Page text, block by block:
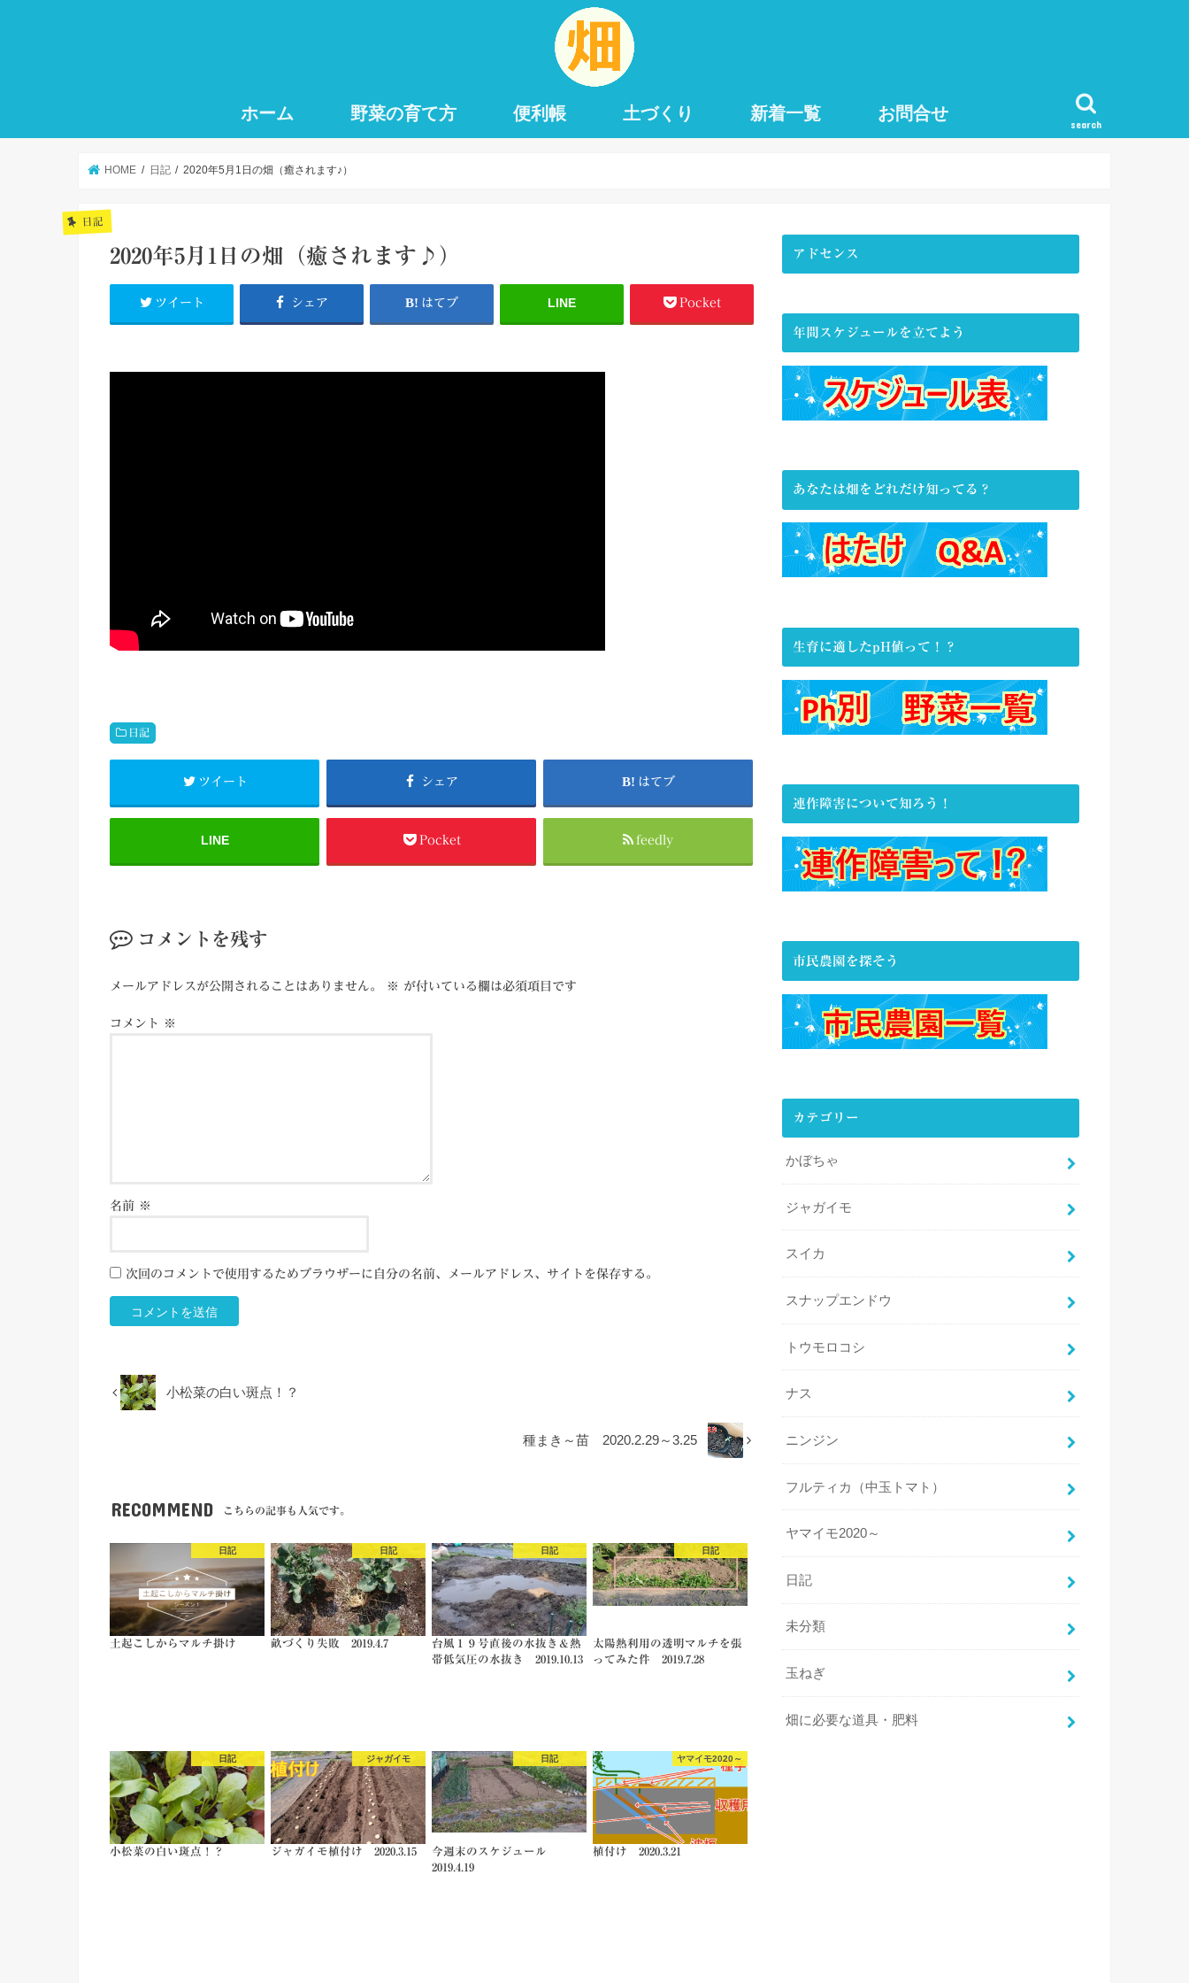
search
ホーム 野菜の育て方 便利帳 土づくり 新着一覧 お問合せ
HOME 日記 2020年5月1日の畑（癒されます♪）
日記
2020年5月1日の畑（癒されます♪）
ツイート シェア はてブ LINE Pocket
日記
ツイート シェア はてブ
LINE Pocket feedly
コメントを残す
メールアドレスが公開されることはありません。 ※ が付いている欄は必須項目です
コメント ※
名前 ※
次回のコメントで使用するためブラウザーに自分の名前、メールアドレス、サイトを保存する。
小松菜の白い斑点！？
種まき～苗 2020.2.29～3.25
RECOMMEND こちらの記事も人気です。
日記
土起こしからマルチ掛け
日記
畝づくり失敗 2019.4.7
日記
台風１９号直後の水抜き＆熱
帯低気圧の水抜き 2019.10.13
日記
太陽熱利用の透明マルチを張
ってみた件 2019.7.28
日記
小松菜の白い斑点！？
ジャガイモ
ジャガイモ植付け 2020.3.15
日記
今週末のスケジュール
2019.4.19
ヤマイモ2020～
植付け 2020.3.21
アドセンス
年間スケジュールを立てよう
あなたは畑をどれだけ知ってる？
生育に適したpH値って！？
連作障害について知ろう！
市民農園を探そう
カテゴリー
かぼちゃ
ジャガイモ
スイカ
スナップエンドウ
トウモロコシ
ナス
ニンジン
フルティカ（中玉トマト）
ヤマイモ2020～
日記
未分類
玉ねぎ
畑に必要な道具・肥料